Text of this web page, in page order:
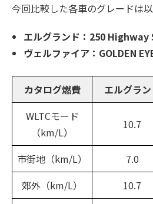
今回比較した各車のグレードは以
エルグランド：250 Highway
ヴェルファイア：GOLDEN
カタログ燃費 エルグラ
WLTCモード
（km/L）
10.7
市街地（km/L） 7.0
郊外（km/L）
10.7